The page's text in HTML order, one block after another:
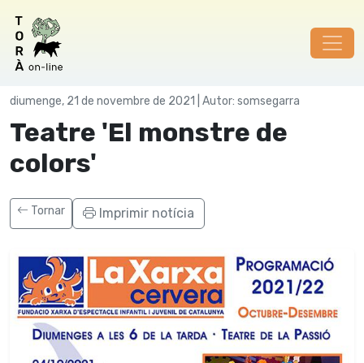
diumenge, 21 de novembre de 2021 | Autor: somsegarra
Teatre 'El monstre de
colors'
Tornar Imprimir notícia